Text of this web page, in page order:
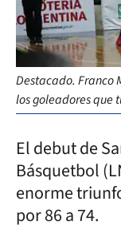
Destacado. Franco
los goleadores que
El debut de
Básquetbol
enorme
por 86 a 74.